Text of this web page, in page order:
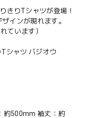
きりTシャツが登場！
インが現れます。
ています）
シャツ バジオウ
約500mm 袖丈：約